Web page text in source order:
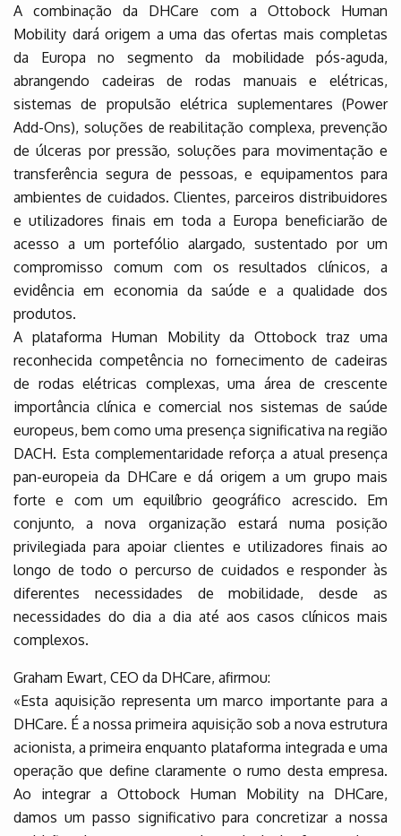
A combinação da DHCare com a Ottobock Human
Mobility dará origem a uma das ofertas mais completas
da Europa no segmento da mobilidade pós-aguda,
abrangendo cadeiras de rodas manuais e elétricas,
sistemas de propulsão elétrica suplementares (Power
Add-Ons), soluções de reabilitação complexa, prevenção
de úlceras por pressão, soluções para movimentação e
transferência segura de pessoas, e equipamentos para
ambientes de cuidados. Clientes, parceiros distribuidores
e utilizadores finais em toda a Europa beneficiarão de
acesso a um portefólio alargado, sustentado por um
compromisso comum com os resultados clínicos, a
evidência em economia da saúde e a qualidade dos
produtos.
A plataforma Human Mobility da Ottobock traz uma
reconhecida competência no fornecimento de cadeiras
de rodas elétricas complexas, uma área de crescente
importância clínica e comercial nos sistemas de saúde
europeus, bem como uma presença significativa na região
DACH. Esta complementaridade reforça a atual presença
pan-europeia da DHCare e dá origem a um grupo mais
forte e com um equilíbrio geográfico acrescido. Em
conjunto, a nova organização estará numa posição
privilegiada para apoiar clientes e utilizadores finais ao
longo de todo o percurso de cuidados e responder às
diferentes necessidades de mobilidade, desde as
necessidades do dia a dia até aos casos clínicos mais
complexos.
Graham Ewart, CEO da DHCare, afirmou:
«Esta aquisição representa um marco importante para a
DHCare. É a nossa primeira aquisição sob a nova estrutura
acionista, a primeira enquanto plataforma integrada e uma
operação que define claramente o rumo desta empresa.
Ao integrar a Ottobock Human Mobility na DHCare,
damos um passo significativo para concretizar a nossa